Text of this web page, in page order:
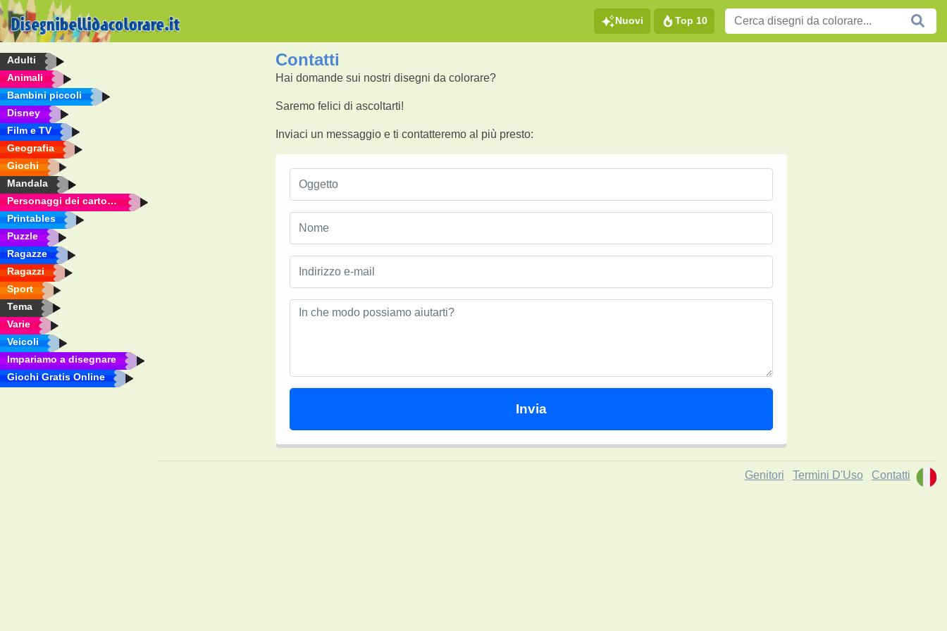
Nuovi Top 10
Adulti
Animali
Bambini piccoli
Disney
Film e TV
Geografia
Giochi
Mandala
Personaggi dei cartoni animati
Printables
Puzzle
Ragazze
Ragazzi
Sport
Tema
Varie
Veicoli
Impariamo a disegnare
Giochi Gratis Online
Contatti
Hai domande sui nostri disegni da colorare?
Saremo felici di ascoltarti!
Inviaci un messaggio e ti contatteremo al più presto:
Genitori Termini D'Uso Contatti